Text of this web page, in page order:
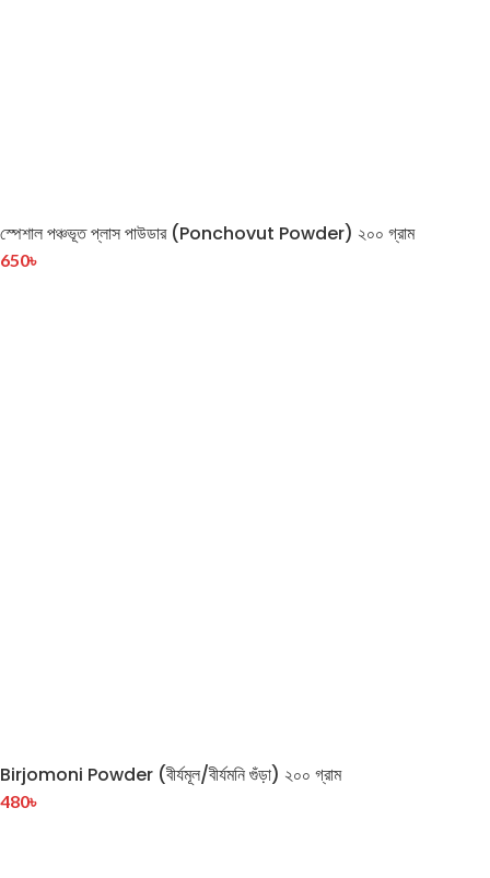
স্পেশাল পঞ্চভূত প্লাস পাউডার (Ponchovut Powder) ২০০ গ্রাম
650৳
Birjomoni Powder (বীর্যমূল/বীর্যমনি গুঁড়া) ২০০ গ্রাম
480৳